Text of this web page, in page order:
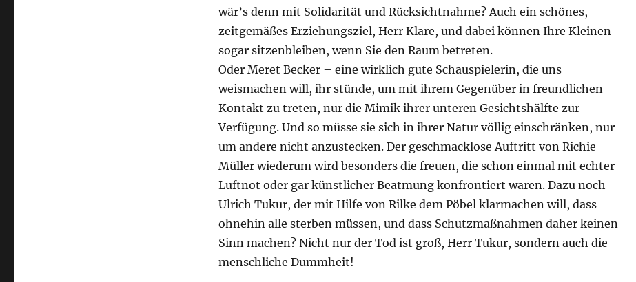
wär’s denn mit Solidarität und Rücksichtnahme? Auch ein schönes,
zeitgemäßes Erziehungsziel, Herr Klare, und dabei können Ihre Kleinen
sogar sitzenbleiben, wenn Sie den Raum betreten.
Oder Meret Becker – eine wirklich gute Schauspielerin, die uns
weismachen will, ihr stünde, um mit ihrem Gegenüber in freundlichen
Kontakt zu treten, nur die Mimik ihrer unteren Gesichtshälfte zur
Verfügung. Und so müsse sie sich in ihrer Natur völlig einschränken, nur
um andere nicht anzustecken. Der geschmacklose Auftritt von Richie
Müller wiederum wird besonders die freuen, die schon einmal mit echter
Luftnot oder gar künstlicher Beatmung konfrontiert waren. Dazu noch
Ulrich Tukur, der mit Hilfe von Rilke dem Pöbel klarmachen will, dass
ohnehin alle sterben müssen, und dass Schutzmaßnahmen daher keinen
Sinn machen? Nicht nur der Tod ist groß, Herr Tukur, sondern auch die
menschliche Dummheit!